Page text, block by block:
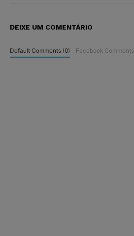
DEIXE UM COMENTÁRIO
Default Comments (0) Facebook Comments